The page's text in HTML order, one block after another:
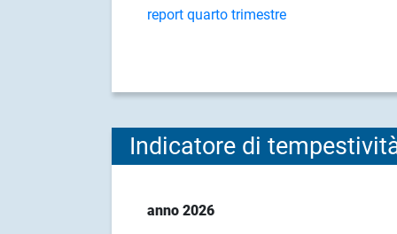
report quarto trimestre
Indicatore di
anno 2026